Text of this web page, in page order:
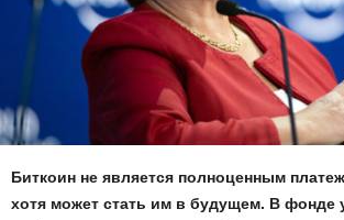
Биткоин не является полноценным
хотя может стать им в будущем. В фонде